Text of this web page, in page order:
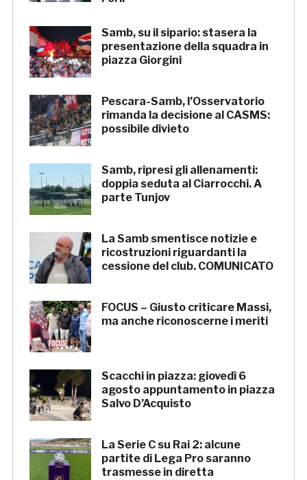
Samb, su il sipario: stasera la
presentazione della squadra in
piazza Giorgini
Pescara-Samb, l’Osservatorio
rimanda la decisione al CASMS:
possibile divieto
Samb, ripresi gli allenamenti:
doppia seduta al Ciarrocchi. A
parte Tunjov
La Samb smentisce notizie e
ricostruzioni riguardanti la
cessione del club. COMUNICATO
FOCUS – Giusto criticare Massi,
ma anche riconoscerne i meriti
Scacchi in piazza: giovedì 6
agosto appuntamento in piazza
Salvo D’Acquisto
La Serie C su Rai 2: alcune
partite di Lega Pro saranno
trasmesse in diretta